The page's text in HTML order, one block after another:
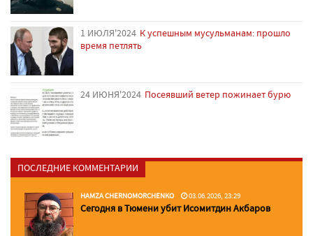
1 ИЮЛЯ'2024 К успешным мусульманам: прошло
время петлять
24 ИЮНЯ'2024 Посеявший ветер пожинает бурю
ПОСЛЕДНИЕ КОММЕНТАРИИ
HAMZA CHERNOMORCHENKO 03.06.2026, 23:29
Сегодня в Тюмени убит Исомитдин Акбаров